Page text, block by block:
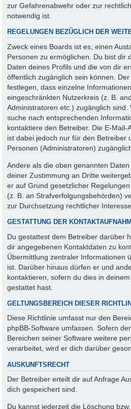
zur Gefahrenabwehr oder zur
notwendig ist.
REGELUNGEN BEZÜGLICH DER
Zweck eines Boards ist es, einen
Personen zu ermöglichen. Du bist dir
Daten deines Profils und die von dir
öffentlich zugänglich sein können.
festlegen, dass einzelne
eingeschränkten Nutzerkreis (z. B.
Administratoren etc.) zugänglich sind.
suche nach entsprechenden
kontaktiere den Betreiber. Die E-Mail-
ist dabei jedoch nur für den Betreiber
Personen (Administratoren)
Andere als die oben genannten
deiner Zustimmung an Dritte
er auf Grund gesetzlicher
(z. B. an Strafverfolgungsbehörden)
zur Durchsetzung rechtlicher
GESTATTUNG DER
Du gestattest dem Betreiber darüber
dir angegebenen Kontaktdaten zu
Übermittlung zentraler Informationen
ist. Darüber hinaus dürfen er und
kontaktieren, sofern du dies in
gestattet hast.
GELTUNGSBEREICH DIESER
Diese Richtlinie umfasst nur den
phpBB-Software umfassen. Sofern
Bereichen seiner Software weitere
verarbeitet, wird er dich darüber
AUSKUNFTSRECHT
Der Betreiber erteilt dir auf Anfrage
dich gespeichert sind.
Du kannst jederzeit die Löschung